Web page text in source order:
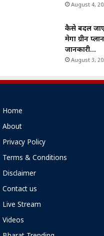
August 4,
कैसे बदल
मेगा ग्रीन
जानकारी…
August 3,
Home
About
Privacy Policy
Terms & Conditions
Disclaimer
Contact us
Live Stream
Videos